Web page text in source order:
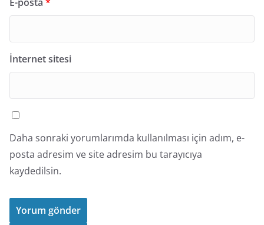
İnternet sitesi
Daha sonraki yorumlarımda kullanılması için adım, e-
posta adresim ve site adresim bu tarayıcıya
kaydedilsin.